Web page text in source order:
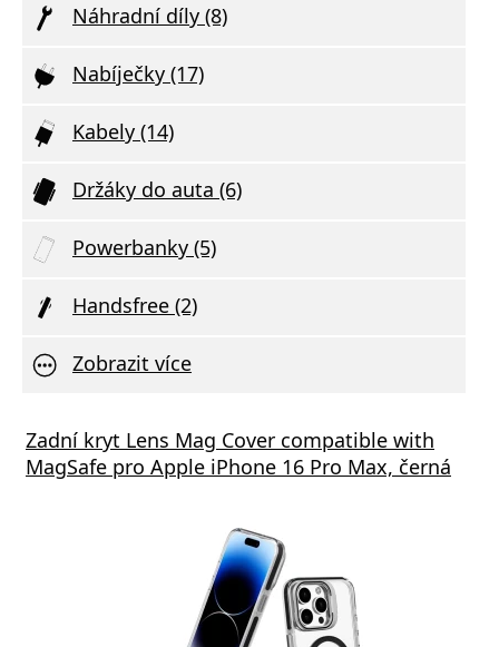
Náhradní díly (8)
Nabíječky (17)
Kabely (14)
Držáky do auta (6)
Powerbanky (5)
Handsfree (2)
Zobrazit více
Zadní kryt Lens Mag Cover compatible with
MagSafe pro Apple iPhone 16 Pro Max, černá
nabíječka FIXED s 2xUSB výstupem, 17W
Rapid Charge, bílá